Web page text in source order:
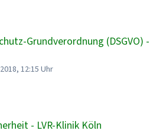
Grundverordnung (DSGVO) -
12:15 Uhr
- LVR-Klinik Köln